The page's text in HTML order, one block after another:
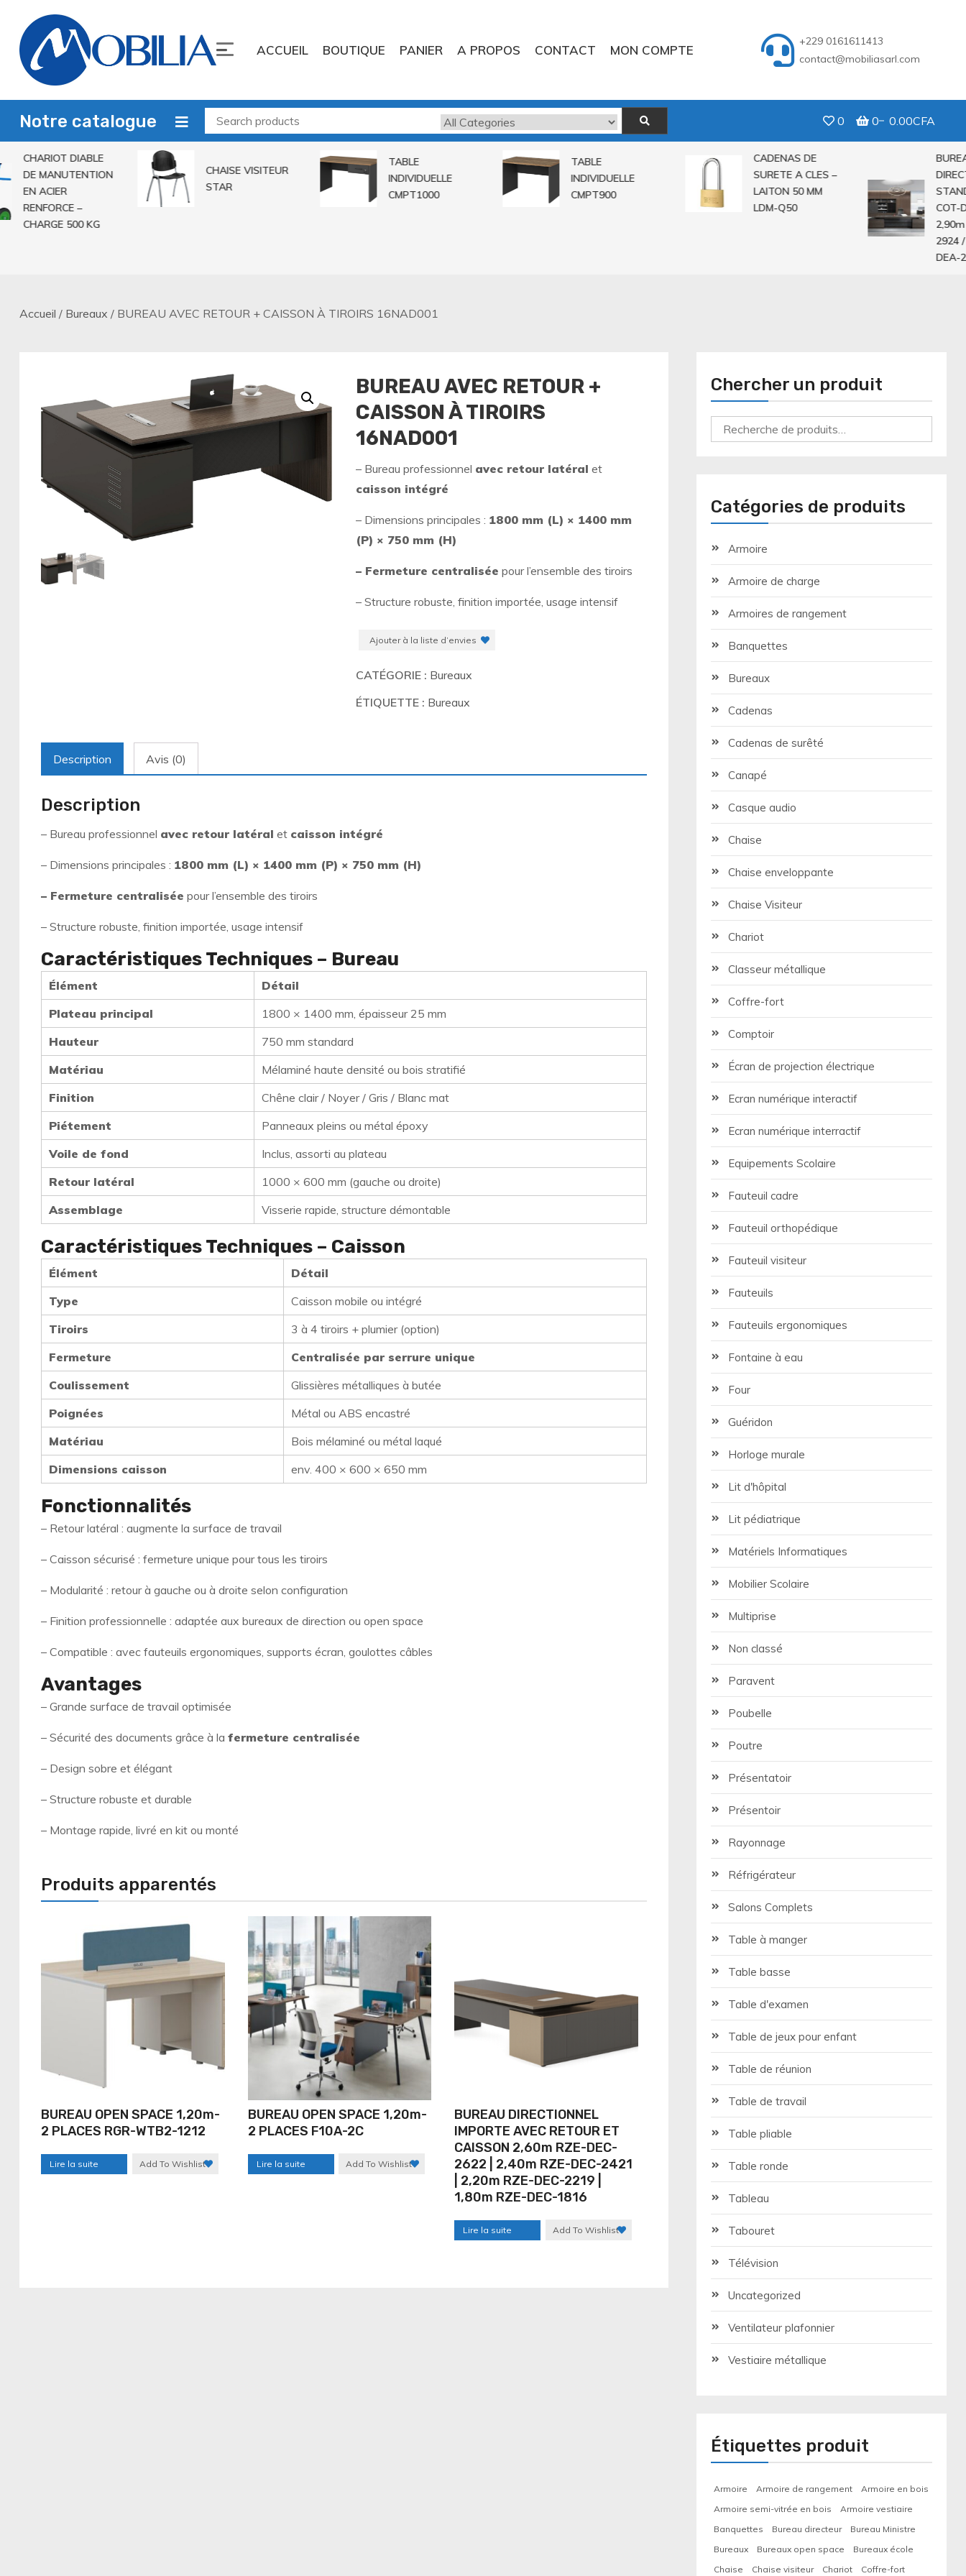
content
Mobilia Sarl
ACCUEIL BOUTIQUE PANIER A PROPOS CONTACT MON COMPTE
+229 0161611413
contact@mobiliasarl.com
Notre catalogue 0 0 0.00CFA
CHARIOT DIABLE
DE MANUTENTION
EN ACIER
RENFORCE –
CHARGE 500 KG
CHAISE VISITEUR
STAR
TABLE
INDIVIDUELLE
CMPT1000
TABLE
INDIVIDUELLE
CMPT900
CADENAS DE
SURETE A CLES –
LAITON 50 MM
LDM-Q50
BUREAU
COT-
2,90m
2924 /
DEA-2822
Accueil / Bureaux / BUREAU AVEC RETOUR + CAISSON À TIROIRS 16NAD001
BUREAU AVEC RETOUR +
CAISSON À TIROIRS
16NAD001
– Bureau professionnel avec retour latéral et
caisson intégré
– Dimensions principales : 1800 mm (L) × 1400 mm
(P) × 750 mm (H)
– Fermeture centralisée pour l’ensemble des tiroirs
– Structure robuste, finition importée, usage intensif
Ajouter à la liste d’envies
CATÉGORIE : Bureaux
ÉTIQUETTE : Bureaux
Description Avis (0)
Description
– Bureau professionnel avec retour latéral et caisson intégré
– Dimensions principales : 1800 mm (L) × 1400 mm (P) × 750 mm (H)
– Fermeture centralisée pour l’ensemble des tiroirs
– Structure robuste, finition importée, usage intensif
Caractéristiques Techniques – Bureau
Élément
Détail
Plateau principal
1800 × 1400 mm, épaisseur 25 mm
Hauteur
750 mm standard
Matériau
Mélaminé haute densité ou bois stratifié
Finition
Chêne clair / Noyer / Gris / Blanc mat
Piétement
Panneaux pleins ou métal époxy
Voile de fond
Inclus, assorti au plateau
Retour latéral
1000 × 600 mm (gauche ou droite)
Assemblage
Visserie rapide, structure démontable
Caractéristiques Techniques – Caisson
Élément
Détail
Type
Caisson mobile ou intégré
Tiroirs
3 à 4 tiroirs + plumier (option)
Fermeture
Centralisée par serrure unique
Coulissement
Glissières métalliques à butée
Poignées
Métal ou ABS encastré
Matériau
Bois mélaminé ou métal laqué
Dimensions caisson
env. 400 × 600 × 650 mm
Fonctionnalités
– Retour latéral : augmente la surface de travail
– Caisson sécurisé : fermeture unique pour tous les tiroirs
– Modularité : retour à gauche ou à droite selon configuration
– Finition professionnelle : adaptée aux bureaux de direction ou open space
– Compatible : avec fauteuils ergonomiques, supports écran, goulottes câbles
Avantages
– Grande surface de travail optimisée
– Sécurité des documents grâce à la fermeture centralisée
– Design sobre et élégant
– Structure robuste et durable
– Montage rapide, livré en kit ou monté
Produits apparentés
BUREAU OPEN SPACE 1,20m-
2 PLACES RGR-WTB2-1212
Lire la suite Add To Wishlist
BUREAU OPEN SPACE 1,20m-
2 PLACES F10A-2C
Lire la suite Add To Wishlist
BUREAU DIRECTIONNEL
IMPORTE AVEC RETOUR ET
CAISSON 2,60m RZE-DEC-
2622 | 2,40m RZE-DEC-2421
| 2,20m RZE-DEC-2219 |
1,80m RZE-DEC-1816
Lire la suite Add To Wishlist
Chercher un produit
Recherche
pour :
Catégories de produits
Armoire
Armoire de charge
Armoires de rangement
Banquettes
Bureaux
Cadenas
Cadenas de surêté
Canapé
Casque audio
Chaise
Chaise enveloppante
Chaise Visiteur
Chariot
Classeur métallique
Coffre-fort
Comptoir
Écran de projection électrique
Ecran numérique interactif
Ecran numérique interractif
Equipements Scolaire
Fauteuil cadre
Fauteuil orthopédique
Fauteuil visiteur
Fauteuils
Fauteuils ergonomiques
Fontaine à eau
Four
Guéridon
Horloge murale
Lit d'hôpital
Lit pédiatrique
Matériels Informatiques
Mobilier Scolaire
Multiprise
Non classé
Paravent
Poubelle
Poutre
Présentatoir
Présentoir
Rayonnage
Réfrigérateur
Salons Complets
Table à manger
Table basse
Table d'examen
Table de jeux pour enfant
Table de réunion
Table de travail
Table pliable
Table ronde
Tableau
Tabouret
Télévision
Uncategorized
Ventilateur plafonnier
Vestiaire métallique
Étiquettes produit
Armoire Armoire de rangement
Armoire en bois
Armoire semi-vitrée en bois
Armoire vestiaire
Banquettes
Bureau directeur
Bureau Ministre
Bureaux
Bureaux open space
Bureaux école
Chaise
Chaise visiteur Chariot Coffre-fort